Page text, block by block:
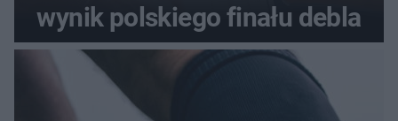
wynik polskiego finału debla